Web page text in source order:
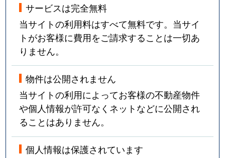
サービスは完全無料
当サイトの利用料はすべて無料です。当サイ
トがお客様に費用をご請求することは一切あ
りません。
物件は公開されません
当サイトの利用によってお客様の不動産物件
や個人情報が許可なくネットなどに公開され
ることはありません。
個人情報は保護されています